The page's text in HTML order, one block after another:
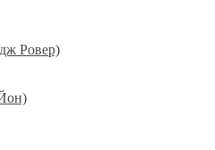
Ровер)